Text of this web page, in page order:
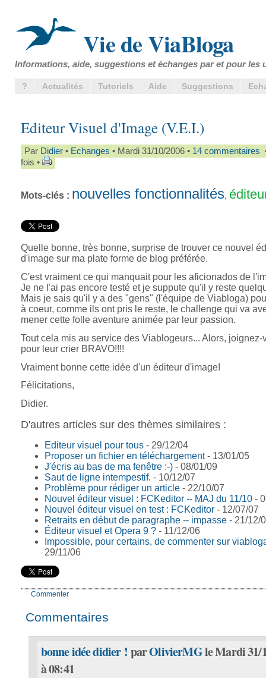
Vie de ViaBloga
Informations, aide, suggestions et échanges par et pour les
? Actualités Tutoriels Aide Suggestions
Editeur Visuel d'Image (V.E.I.)
Par Didier • Echanges • Mardi 31/10/2006 • 14 commentaires
fois •
Mots-clés : nouvelles fonctionnalités,
Quelle bonne, très bonne, surprise de trouver ce nouvel
d'image sur ma plate forme de blog préférée.
C'est vraiment ce qui manquait pour les aficionados de
Je ne l'ai pas encore testé et je suppute qu'il y reste
Mais je sais qu'il y a des "gens" (l'équipe de Viabloga)
à coeur, comme ils ont pris le reste, le challenge qui va
mener cette folle aventure animée par leur passion.
Tout cela mis au service des Viablogeurs... Alors, joignez-
pour leur crier BRAVO!!!!
Vraiment bonne cette idée d'un éditeur d'image!
Félicitations,
Didier.
D'autres articles sur des thèmes similaires :
Editeur visuel pour tous - 29/12/04
Proposer un fichier en téléchargement- 13/01/05
J'écris au bas de ma fenêtre :-) - 08/01/09
Saut de ligne intempestif. - 10/12/07
Problème pour rédiger un article - 22/10/07
Nouvel éditeur visuel : FCKeditor -- MAJ du 11/10 -
Nouvel éditeur visuel en test : FCKeditor - 12/07/07
Retraits en début de paragraphe -- impasse - 21/12/
Éditeur visuel et Opera 9 ? - 11/12/06
Impossible, pour certains, de commenter sur
29/11/06
Commenter
Commentaires
bonne idée didier ! parOlivierMGle Mardi 31/
à 08:41